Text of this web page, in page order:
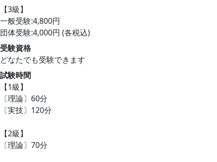
【3級】
一般受験:4,800円
団体受験:4,000円 (各税込)
受験資格
どなたでも受験できます
試験時間
【1級】
〔理論〕60分
〔実技〕120分
【2級】
〔理論〕70分